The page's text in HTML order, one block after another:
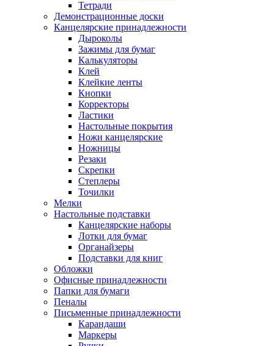
Тетради
Демонстрационные доски
Канцелярские принадлежности
Дыроколы
Зажимы для бумаг
Калькуляторы
Клей
Клейкие ленты
Кнопки
Корректоры
Ластики
Настольные покрытия
Ножи канцелярские
Ножницы
Резаки
Скрепки
Степлеры
Точилки
Мелки
Настольные подставки
Канцелярские наборы
Лотки для бумаг
Органайзеры
Подставки для книг
Обложки
Офисные принадлежности
Папки для бумаги
Пеналы
Письменные принадлежности
Карандаши
Маркеры